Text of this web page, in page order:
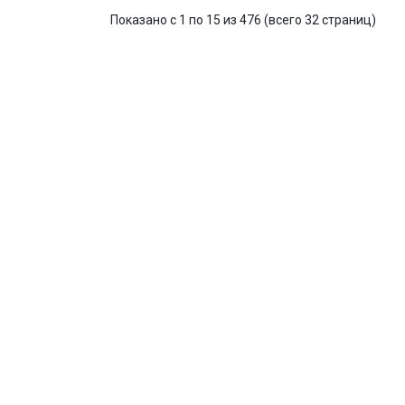
Показано с 1 по 15 из 476 (всего 32 страниц)